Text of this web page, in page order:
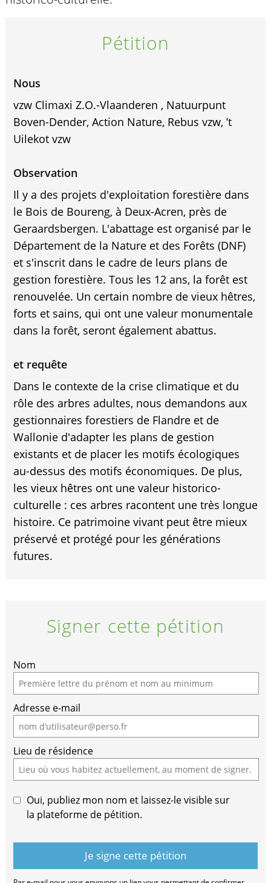
Pétition
Nous
vzw Climaxi Z.O.-Vlaanderen , Natuurpunt
Boven-Dender, Action Nature, Rebus vzw, ’t
Uilekot vzw
Observation
Il y a des projets d'exploitation forestière dans
le Bois de Boureng, à Deux-Acren, près de
Geraardsbergen. L'abattage est organisé par le
Département de la Nature et des Forêts (DNF)
et s'inscrit dans le cadre de leurs plans de
gestion forestière. Tous les 12 ans, la forêt est
renouvelée. Un certain nombre de vieux hêtres,
forts et sains, qui ont une valeur monumentale
dans la forêt, seront également abattus.
et requête
Dans le contexte de la crise climatique et du
rôle des arbres adultes, nous demandons aux
gestionnaires forestiers de Flandre et de
Wallonie d'adapter les plans de gestion
existants et de placer les motifs écologiques
au-dessus des motifs économiques. De plus,
les vieux hêtres ont une valeur historico-
culturelle : ces arbres racontent une très longue
histoire. Ce patrimoine vivant peut être mieux
préservé et protégé pour les générations
futures.
Signer cette pétition
Nom
Adresse e-mail
Lieu de résidence
Oui, publiez mon nom et laissez-le visible sur
la plateforme de pétition.